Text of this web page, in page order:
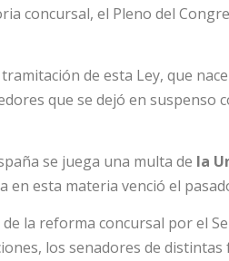
concursal, el Pleno del
de esta Ley, que
que se dejó en
se juega una multa de la
esta materia venció el
la reforma concursal por el
los senadores de